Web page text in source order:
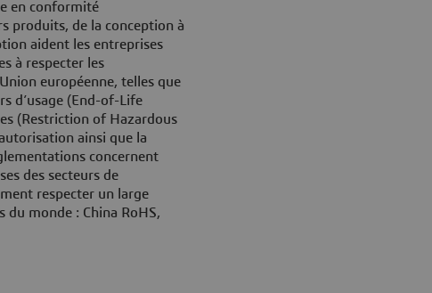
en conformité
produits, de la conception à
aident les entreprises
à respecter les
européenne, telles que
d’usage (End-of-Life
(Restriction of Hazardous
ainsi que la
concernent
des secteurs de
respecter un large
du monde : China RoHS,